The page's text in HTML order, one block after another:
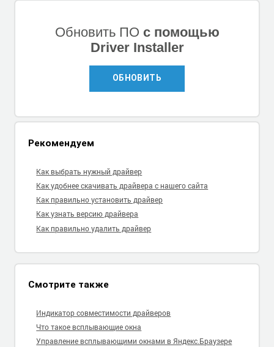
Обновить ПО с помощью
Driver Installer
ОБНОВИТЬ
Рекомендуем
Как выбрать нужный драйвер
Как удобнее скачивать драйвера с нашего сайта
Как правильно установить драйвер
Как узнать версию драйвера
Как правильно удалить драйвер
Смотрите также
Индикатор совместимости драйверов
Что такое всплывающие окна
Управление всплывающими окнами в Яндекс.Браузере